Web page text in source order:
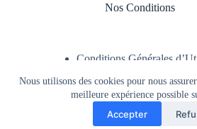
Nous utilisons des cookies pour nous
meilleure expérience possible
Accepter
Nos Conditions
Conditions Générales
Politique de
Siret : 92752030400019
Licence d'entrepreneur du spectacle